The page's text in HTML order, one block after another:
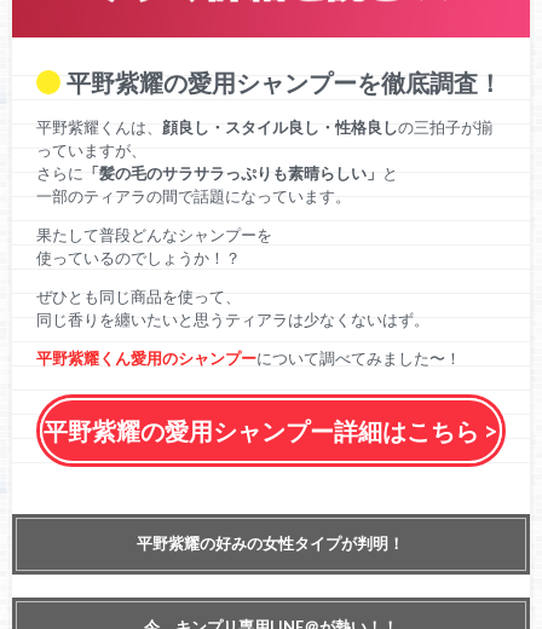
平野紫耀の愛用シャンプーを徹底調査！
平野紫耀くんは、 顔良し・スタイル良し・性格良しの三拍子が揃
っていますが、
さらに 「髪の毛のサラサラっぷりも素晴らしい」 と
一部のティアラの間で話題になっています。
果たして普段どんなシャンプーを
使っているのでしょうか！？
ぜひとも同じ商品を使って、
同じ香りを纏いたいと思うティアラは少なくないはず。
平野紫耀くん愛用のシャンプーについて調べてみました〜！
平野紫耀の愛用シャンプー詳細はこちら >
平野紫耀の好みの女性タイプが判明！